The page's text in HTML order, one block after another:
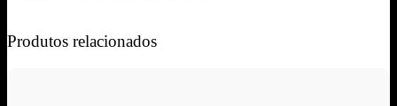
Produtos relacionados